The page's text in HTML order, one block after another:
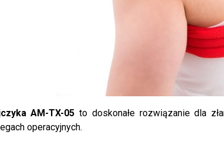
AM-TX-05 to doskonałe rozwiązanie dla
operacyjnych.